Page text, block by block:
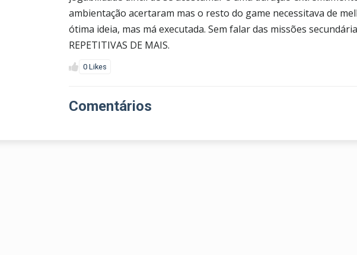
ambientação acertaram mas o resto do game necessitava de
ótima ideia, mas má executada. Sem falar das missões
REPETITIVAS DE MAIS.
0 Likes
Comentários